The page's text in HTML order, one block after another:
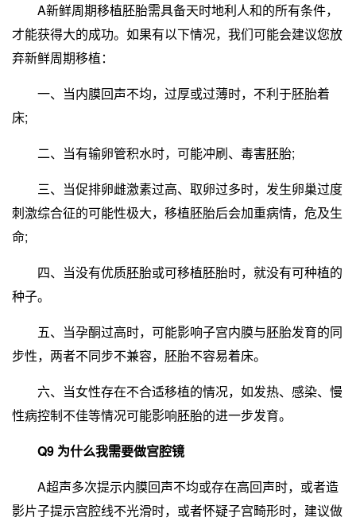
A新鲜周期移植胚胎需具备天时地利人和的所有条件，
才能获得大的成功。如果有以下情况，我们可能会建议您放
弃新鲜周期移植：
一、当内膜回声不均，过厚或过薄时，不利于胚胎着
床;
二、当有输卵管积水时，可能冲刷、毒害胚胎;
三、当促排卵雌激素过高、取卵过多时，发生卵巢过度
刺激综合征的可能性极大，移植胚胎后会加重病情，危及生
命;
四、当没有优质胚胎或可移植胚胎时，就没有可种植的
种子。
五、当孕酮过高时，可能影响子宫内膜与胚胎发育的同
步性，两者不同步不兼容，胚胎不容易着床。
六、当女性存在不合适移植的情况，如发热、感染、慢
性病控制不佳等情况可能影响胚胎的进一步发育。
Q9 为什么我需要做宫腔镜
A超声多次提示内膜回声不均或存在高回声时，或者造
影片子提示宫腔线不光滑时，或者怀疑子宫畸形时，建议做